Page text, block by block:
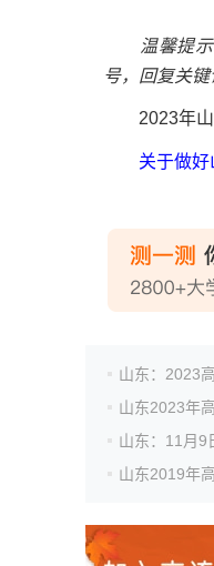
温馨提
号，回复关键
2023年山
关于做
山东：2023
山东2023年
山东2019年